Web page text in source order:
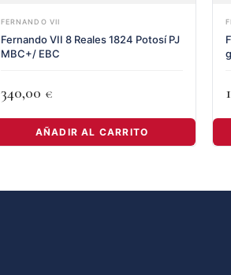
FERNANDO VII
Fernando VII 8 Reales 1824 Potosí PJ
MBC+/ EBC
340,00 €
AÑADIR AL CARRITO